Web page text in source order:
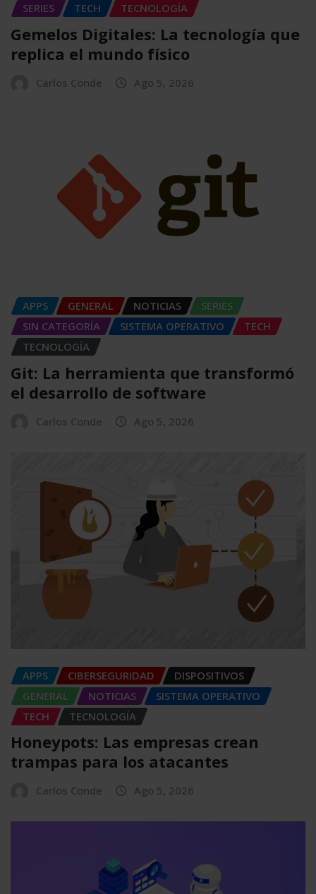
SERIES
TECH TECNOLOGÍA
Gemelos Digitales: La tecnología que
replica el mundo físico
Carlos Conde Ago 5, 2026
APPS GENERAL NOTICIAS
SERIES
SIN CATEGORÍA
SISTEMA OPERATIVO
TECH
TECNOLOGÍA
Git: La herramienta que transformó
el desarrollo de software
Carlos Conde Ago 5, 2026
APPS CIBERSEGURIDAD
DISPOSITIVOS
GENERAL
NOTICIAS
SISTEMA OPERATIVO
TECH
TECNOLOGÍA
Honeypots: Las empresas crean
trampas para los atacantes
Carlos Conde Ago 5, 2026